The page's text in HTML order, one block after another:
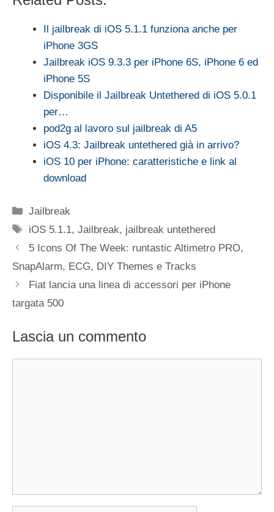
Il jailbreak di iOS 5.1.1 funziona anche per
iPhone 3GS
Jailbreak iOS 9.3.3 per iPhone 6S, iPhone 6 ed
iPhone 5S
Disponibile il Jailbreak Untethered di iOS 5.0.1
per…
pod2g al lavoro sul jailbreak di A5
iOS 4.3: Jailbreak untethered già in arrivo?
iOS 10 per iPhone: caratteristiche e link al
download
Categorie
Jailbreak
Tag
iOS 5.1.1,Jailbreak, jailbreak untethered
5 Icons Of The Week: runtastic Altimetro PRO,
SnapAlarm, ECG, DIY Themes e Tracks
Fiat lancia una linea di accessori per iPhone
targata 500
Lascia un commento